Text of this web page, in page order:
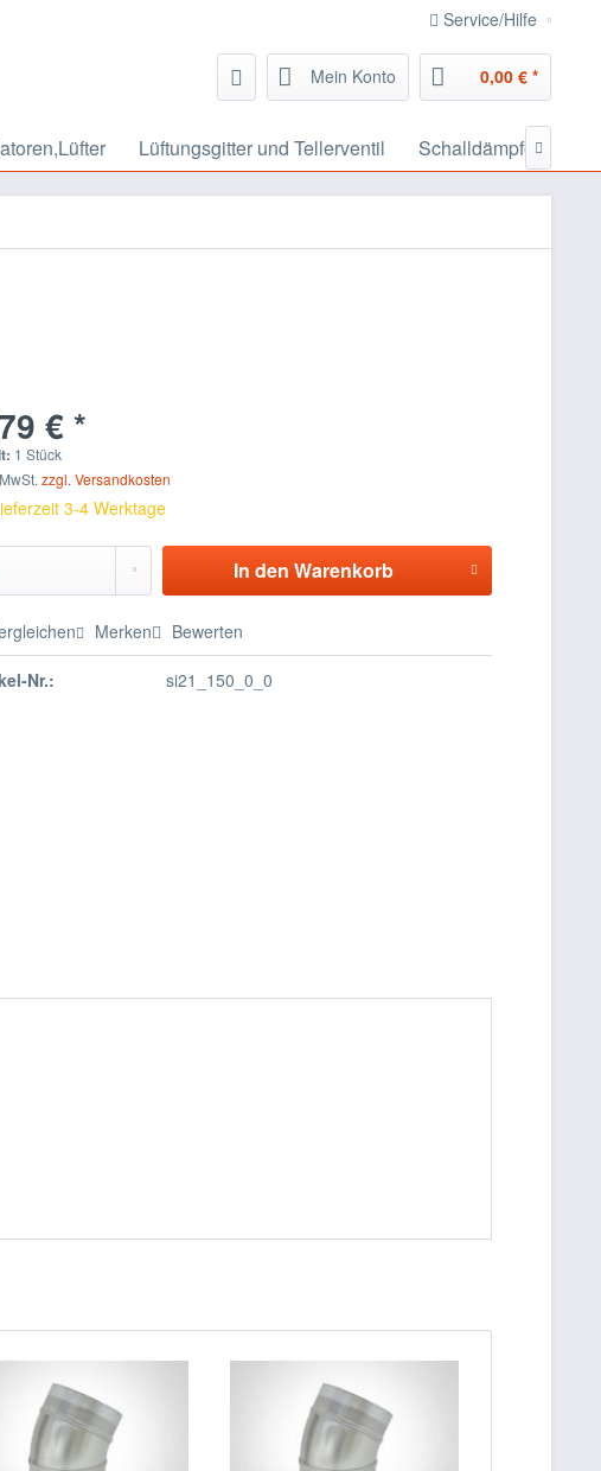
Service/Hilfe
Mein Konto 0,00 € *
Lüftungsgitter und Tellerventil Schalldämpfer,

€ *
1 Stück
zzgl. Versandkosten
3-4 Werktage
In den Warenkorb
Merken Bewerten
Nr.: si21_150_0_0